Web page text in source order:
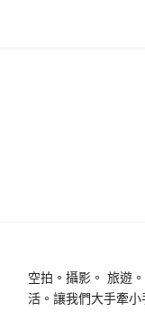
空拍。攝影。 旅遊
活。讓我們大手牽小